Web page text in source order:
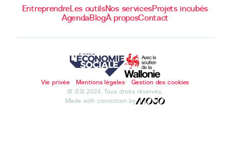
EntreprendreLes outilsNos servicesProjets incubés
AgendaBlogÀ proposContact
Vie privée Mentions légales
Gestion des cookies
© iES! 2024. Tous droits réservés.
Made with conviction by